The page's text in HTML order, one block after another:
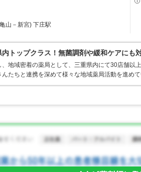
山－新宮) 下庄駅
トップクラス！無菌調剤や緩和ケアにも
、地域密着の薬局として、三重県内にて30店舗以
んたちと連携を深めて様々な地域薬局活動を進め